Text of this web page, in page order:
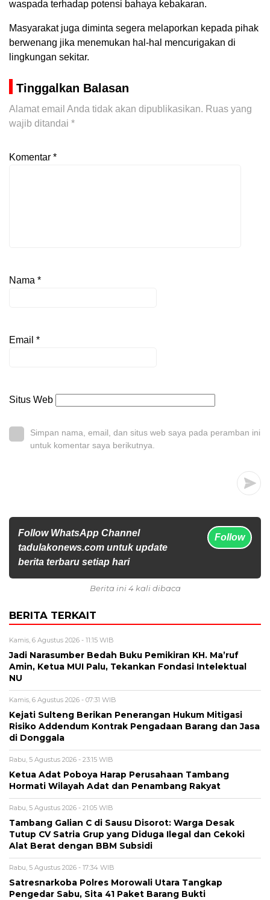
waspada terhadap potensi bahaya kebakaran.
Masyarakat juga diminta segera melaporkan kepada pihak
berwenang jika menemukan hal-hal mencurigakan di
lingkungan sekitar.
Tinggalkan Balasan
Alamat email Anda tidak akan dipublikasikan. Ruas yang
wajib ditandai *
Komentar *
Nama *
Email *
Situs Web
Simpan nama, email, dan situs web saya pada peramban ini
untuk komentar saya berikutnya.
Follow WhatsApp Channel
tadulakonews.com untuk update
berita terbaru setiap hari
Follow
Berita ini 4 kali dibaca
BERITA TERKAIT
Kamis, 6 Agustus 2026 - 11:15 WIB
Jadi Narasumber Bedah Buku Pemikiran KH. Ma’ruf
Amin, Ketua MUI Palu, Tekankan Fondasi Intelektual
NU
Kamis, 6 Agustus 2026 - 07:31 WIB
Kejati Sulteng Berikan Penerangan Hukum Mitigasi
Risiko Addendum Kontrak Pengadaan Barang dan Jasa
di Donggala
Rabu, 5 Agustus 2026 - 23:15 WIB
Ketua Adat Poboya Harap Perusahaan Tambang
Hormati Wilayah Adat dan Penambang Rakyat
Rabu, 5 Agustus 2026 - 21:05 WIB
Tambang Galian C di Sausu Disorot: Warga Desak
Tutup CV Satria Grup yang Diduga Ilegal dan Cekoki
Alat Berat dengan BBM Subsidi
Rabu, 5 Agustus 2026 - 17:34 WIB
Satresnarkoba Polres Morowali Utara Tangkap
Pengedar Sabu, Sita 41 Paket Barang Bukti